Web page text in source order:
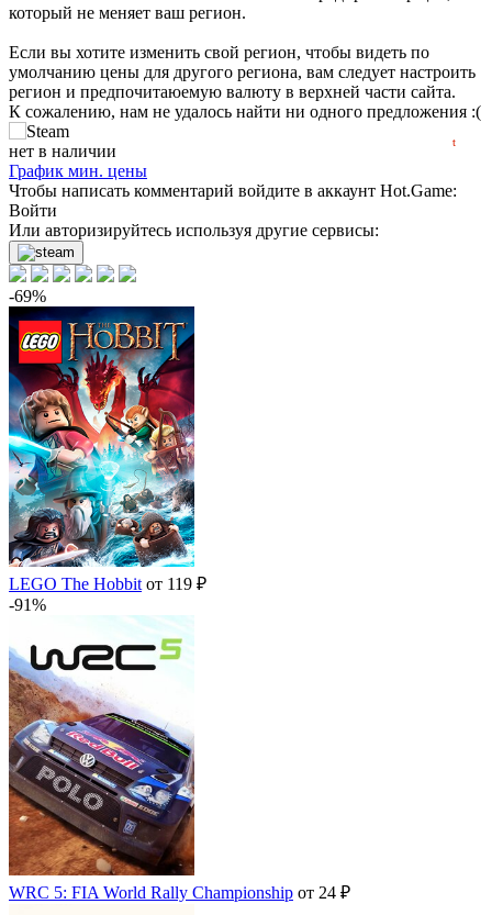
который не меняет ваш регион.
Если вы хотите изменить свой регион, чтобы видеть по
умолчанию цены для другого региона, вам следует настроить
регион и предпочитаюемую валюту в верхней части сайта.
К сожалению, нам не удалось найти ни одного предложения :(
нет в наличии t
400
600
min224
График мин. цены
Чтобы написать комментарий войдите в аккаунт Hot.Game:
Войти
Или авторизируйтесь используя другие сервисы:
-69%
LEGO The Hobbit от 119 ₽
-91%
WRC 5: FIA World Rally Championship от 24 ₽